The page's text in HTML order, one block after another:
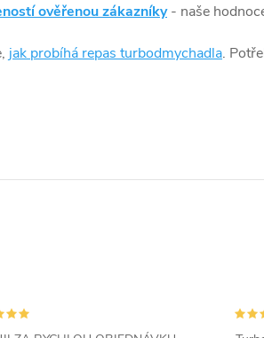
ověřenou zákazníky - naše
jak probíhá repas turbodmychadla.